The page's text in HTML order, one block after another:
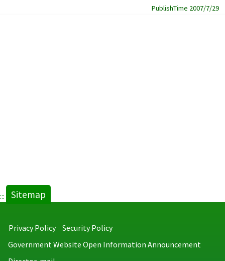
PublishTime 2007/7/29
::: Sitemap
Privacy Policy
Security Policy
Government Website Open Information Announcement